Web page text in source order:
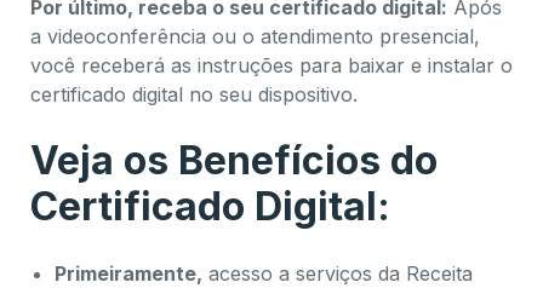
Por último, receba o seu certificado digital: Após
a videoconferência ou o atendimento presencial,
você receberá as instruções para baixar e instalar o
certificado digital no seu dispositivo.
Veja os Benefícios do
Certificado Digital:
Primeiramente, acesso a serviços da Receita